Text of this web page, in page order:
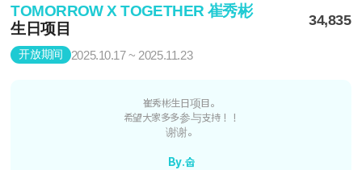
TOMORROW X TOGETHER 崔秀彬
生日项目
34,835
开放期间 2025.10.17 ~ 2025.11.23
崔秀彬生日项目。
希望大家多多参与支持！！
谢谢。
By.숩